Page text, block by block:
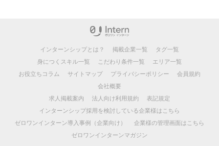
インターンシップとは？ 掲載企業一覧
タグ一覧
身につくスキル一覧
こだわり条件一覧
エリア一覧
お役立ちコラム
サイトマップ プライバシーポリシー
会員規約
会社概要
求人掲載案内
法人向け利用規約
表記規定
インターンシップ採用を検討している企業様はこちら
ゼロワンインターン導入事例（企業向け）
企業様の管理画面はこちら
ゼロワンインターンマガジン